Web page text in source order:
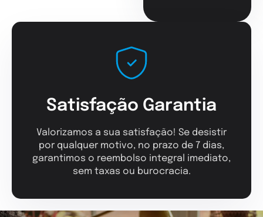
Satisfação Garantia
Valorizamos a sua satisfação! Se desistir
por qualquer motivo, no prazo de 7 dias,
garantimos o reembolso integral imediato,
sem taxas ou burocracia.